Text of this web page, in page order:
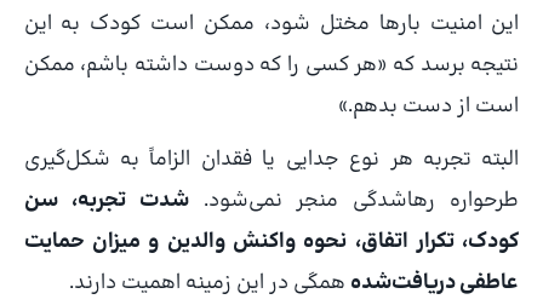
این امنیت بارها مختل شود، ممکن است کودک به این
نتیجه برسد که «هر کسی را که دوست داشته باشم، ممکن
است از دست بدهم.»
البته تجربه هر نوع جدایی یا فقدان الزاماً به شکل‌گیری
طرحواره رهاشدگی منجر نمی‌شود.شدت تجربه، سن
کودک، تکرار اتفاق، نحوه واکنش والدین و میزان حمایت
عاطفی دریافت‌شده همگی در این زمینه اهمیت دارند.